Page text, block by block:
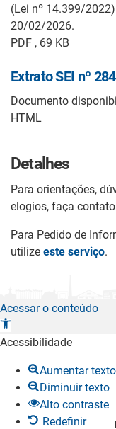
(Lei nº 14.399/
20/02/2026.
PDF , 69 KB
Extrato SEI nº
Documento
HTML
Detalhes
Para orientações,
elogios, faça
Para Pedido de
utilize este serviço.
Acessar o conteúdo
A
b
Acessibilidade
Aumentar texto
Diminuir texto
Alto contraste
Redefinir